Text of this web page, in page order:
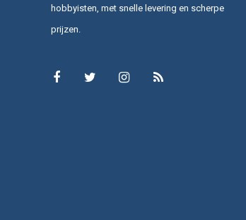
hobbyisten, met snelle levering en scherpe
prijzen.